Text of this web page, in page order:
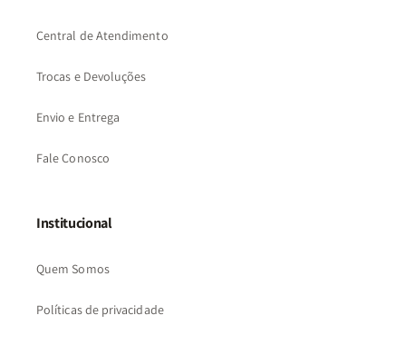
Central de Atendimento
Trocas e Devoluções
Envio e Entrega
Fale Conosco
Institucional
Quem Somos
Políticas de privacidade